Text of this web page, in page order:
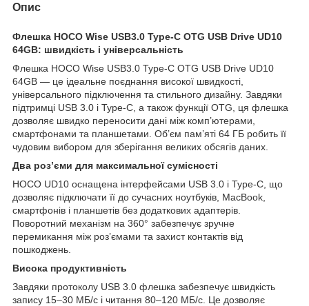
Опис
Флешка HOCO Wise USB3.0 Type-C OTG USB Drive UD10
64GB: швидкість і універсальність
Флешка HOCO Wise USB3.0 Type-C OTG USB Drive UD10
64GB — це ідеальне поєднання високої швидкості,
універсального підключення та стильного дизайну. Завдяки
підтримці USB 3.0 і Type-C, а також функції OTG, ця флешка
дозволяє швидко переносити дані між комп’ютерами,
смартфонами та планшетами. Об’єм пам’яті 64 ГБ робить її
чудовим вибором для зберігання великих обсягів даних.
Два роз’єми для максимальної сумісності
HOCO UD10 оснащена інтерфейсами USB 3.0 і Type-C, що
дозволяє підключати її до сучасних ноутбуків, MacBook,
смартфонів і планшетів без додаткових адаптерів.
Поворотний механізм на 360° забезпечує зручне
перемикання між роз’ємами та захист контактів від
пошкоджень.
Висока продуктивність
Завдяки протоколу USB 3.0 флешка забезпечує швидкість
запису 15–30 МБ/с і читання 80–120 МБ/с. Це дозволяє